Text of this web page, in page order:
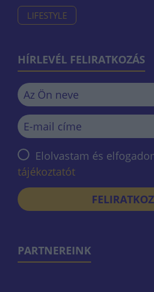
LIFESTYLE
HÍRLEVÉL FELIRATKOZÁS
Elolvastam és
tájékoztatót
PARTNEREINK